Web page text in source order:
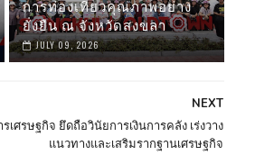
การท่องเที่ยวคุณภาพอย่าง
ยั่งยืน ณ จังหวัดสงขลา
JULY 09, 2026
NEXT
ศรษฐกิจ ยึดถือวินัยการเงินการคลัง เร่งวาง
แนวทางและเสริมรากฐานเศรษฐกิจ